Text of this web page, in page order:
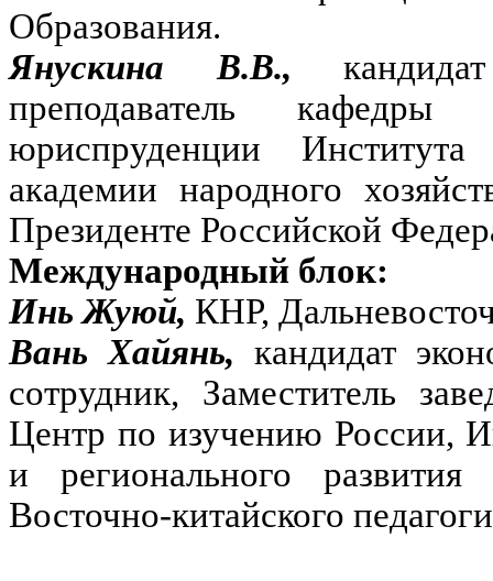
Образования.
Янускина В.В.,
преподаватель кафедры
юриспруденции
академии народного
Президенте Российской
Международный блок:
Инь Жуюй, КНР,
Вань Хайянь, кандидат
сотрудник, Заместитель
Центр по изучению России,
и регионального
Восточно-китайского